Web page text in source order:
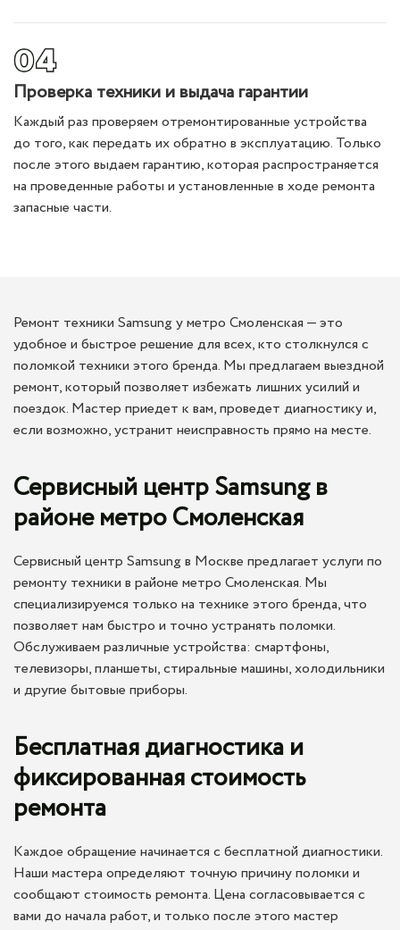
Проверка техники и выдача гарантии
Каждый раз проверяем отремонтированные устройства
до того, как передать их обратно в эксплуатацию. Только
после этого выдаем гарантию, которая распространяется
на проведенные работы и установленные в ходе ремонта
запасные части.
Ремонт техники Samsung у метро Смоленская — это
удобное и быстрое решение для всех, кто столкнулся с
поломкой техники этого бренда. Мы предлагаем выездной
ремонт, который позволяет избежать лишних усилий и
поездок. Мастер приедет к вам, проведет диагностику и,
если возможно, устранит неисправность прямо на месте.
Сервисный центр Samsung в
районе метро Смоленская
Сервисный центр Samsung в Москве предлагает услуги по
ремонту техники в районе метро Смоленская. Мы
специализируемся только на технике этого бренда, что
позволяет нам быстро и точно устранять поломки.
Обслуживаем различные устройства: смартфоны,
телевизоры, планшеты, стиральные машины, холодильники
и другие бытовые приборы.
Бесплатная диагностика и
фиксированная стоимость
ремонта
Каждое обращение начинается с бесплатной диагностики.
Наши мастера определяют точную причину поломки и
сообщают стоимость ремонта. Цена согласовывается с
вами до начала работ, и только после этого мастер